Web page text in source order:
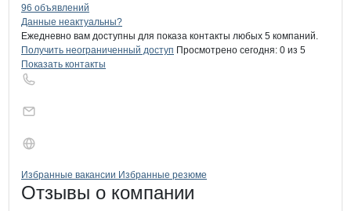
96 объявлений
Контактыкомпании
+7(800)000-00-..
Данные неактуальны?
Ежедневно вам доступны для показа контакты любых 5 компаний.
Получить неограниченный доступ Просмотрено сегодня: 0 из 5
Показать контакты
Брендыкомпани ТАНИ
Вакансии вТАНИ
Избранные вакансии Избранные резюме
Новости oТАНИ
Отзывы о компании